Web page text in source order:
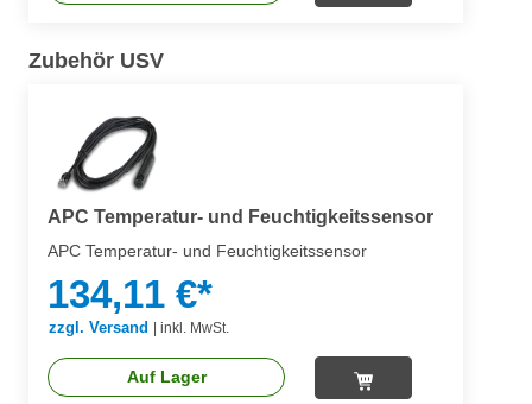
Zubehör USV
APC Temperatur- und Feuchtigkeitssensor
APC Temperatur- und Feuchtigkeitssensor
134,11 €*
zzgl. Versand inkl. MwSt.
Auf Lager